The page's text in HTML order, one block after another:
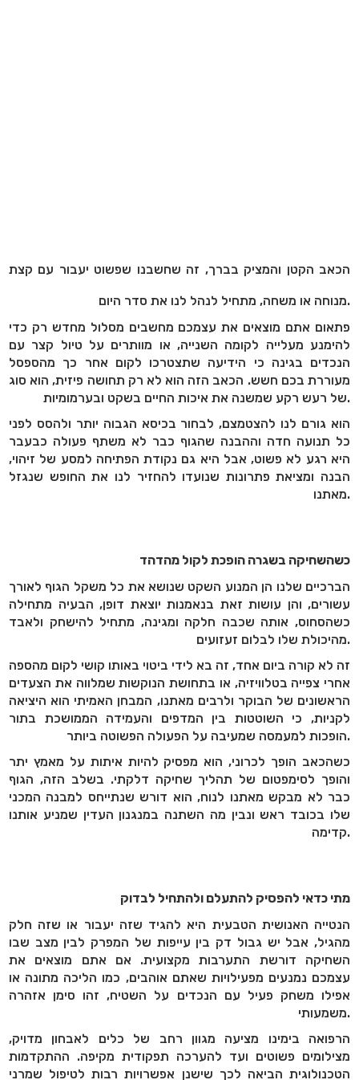
הכאב הקטן והמציק בברך, זה שחשבנו שפשוט יעבור עם קצת
פתאום אתם מוצאים את עצמכם מחשבים מסלול מחדש רק כדי
להימנע מעלייה לקומה השנייה, או מוותרים על טיול קצר עם
הנכדים בגינה כי הידיעה שתצטרכו לקום אחר כך מהספסל
מעוררת בכם חשש. הכאב הזה הוא לא רק תחושה פיזית, הוא סוג
הוא גורם לנו להצטמצם, לבחור בכיסא הגבוה יותר ולהסס לפני
כל תנועה חדה וההבנה שהגוף כבר לא משתף פעולה כבעבר
היא רגע לא פשוט, אבל היא גם נקודת הפתיחה למסע של זיהוי,
הבנה ומציאת פתרונות שנועדו להחזיר לנו את החופש שנגזל
כשהשחיקה בשגרה הופכת לקול מהדהד
הברכיים שלנו הן המנוע השקט שנושא את כל משקל הגוף לאורך
עשורים, והן עושות זאת בנאמנות יוצאת דופן, הבעיה מתחילה
כשהסחוס, אותה שכבה חלקה ומגינה, מתחיל להישחק ולאבד
זה לא קורה ביום אחד, זה בא לידי ביטוי באותו קושי לקום מהספה
אחרי צפייה בטלוויזיה, או בתחושת הנוקשות שמלווה את הצעדים
הראשונים של הבוקר ולרבים מאתנו, המבחן האמיתי הוא היציאה
לקניות, כי השוטטות בין המדפים והעמידה הממושכת בתור
כשהכאב הופך לכרוני, הוא מפסיק להיות איתות על מאמץ יתר
והופך לסימפטום של תהליך שחיקה דלקתי. בשלב הזה, הגוף
כבר לא מבקש מאתנו לנוח, הוא דורש שנתייחס למבנה המכני
שלו בכובד ראש ונבין מה השתנה במנגנון העדין שמניע אותנו
מתי כדאי להפסיק להתעלם ולהתחיל לבדוק
הנטייה האנושית הטבעית היא להגיד שזה יעבור או שזה חלק
מהגיל, אבל יש גבול דק בין עייפות של המפרק לבין מצב שבו
השחיקה דורשת התערבות מקצועית. אם אתם מוצאים את
עצמכם נמנעים מפעילויות שאתם אוהבים, כמו הליכה מתונה או
אפילו משחק פעיל עם הנכדים על השטיח, זהו סימן אזהרה
הרפואה בימינו מציעה מגוון רחב של כלים לאבחון מדויק,
מצילומים פשוטים ועד להערכה תפקודית מקיפה. ההתקדמות
הטכנולוגית הביאה לכך שישנן אפשרויות רבות לטיפול שמרני